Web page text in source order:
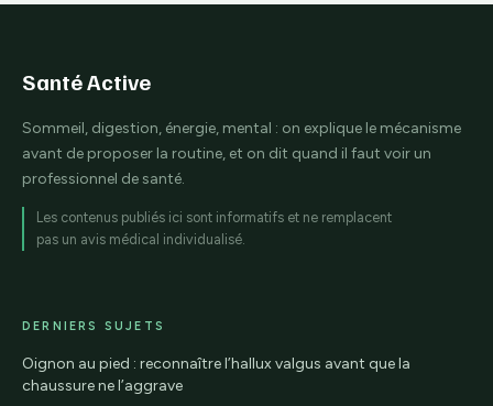
Santé Active
Sommeil, digestion, énergie, mental : on explique le mécanisme
avant de proposer la routine, et on dit quand il faut voir un
professionnel de santé.
Les contenus publiés ici sont informatifs et ne remplacent
pas un avis médical individualisé.
DERNIERS SUJETS
Oignon au pied : reconnaître l’hallux valgus avant que la
chaussure ne l’aggrave